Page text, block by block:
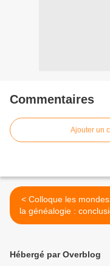
Commentaires
Ajouter un
< Colloque les mondes de
la généalogie :
Hébergé par Overblog